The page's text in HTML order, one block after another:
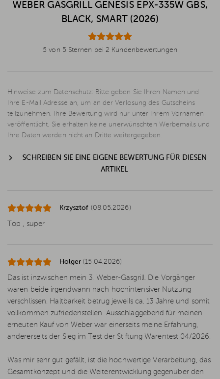
WEBER GASGRILL GENESIS EPX-335W GBS,
BLACK, SMART (2026)
5 von 5 Sternen bei 2 Kundenbewertungen
Hinweise zum Datenschutz: Bitte geben Sie Ihren Namen und
Ihre E-Mail Adresse an, um an der Verlosung des Gutscheins
teilzunehmen. Ihre Bewertung wird nur unter Ihrem Vornamen
veröffentlicht. Sie erhalten keine unerwünschten Werbemails und
Ihre Daten werden nicht an Dritte weitergegeben.
SCHREIBEN SIE EINE EIGENE BEWERTUNG FÜR DIESEN
ARTIKEL
Krzysztof (08.05.2026)
Top , super
Holger (15.04.2026)
Das ist inzwischen mein 3. Weber-Gasgrill. Die Vorgänger
waren beide irgendwann nach hochintensiver Nutzung
verschlissen. Haltbarkeit betrug jeweils ca. 13 Jahre und somit
vollkommen zufriedenstellen. Ausschlaggebend für meinen
erneuten Kauf von Weber war einerseits meine Erfahrung,
andererseits der Sieg im Test der Stiftung Warentest 04/2026.
Was mir sehr gut gefällt, ist die hochwertige Verarbeitung, das
Gesamtkonzept und die Weiterentwicklung gegenüber den